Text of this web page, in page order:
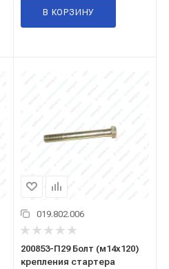
В КОРЗИНУ
019.802.006
200853-П29 Болт (м14х120)
крепления стартера